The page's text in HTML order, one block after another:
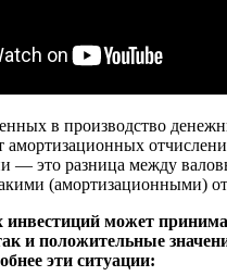
в производство
амортизационных
— это разница между
(амортизационными)
инвестиций может
и положительные
эти ситуации: